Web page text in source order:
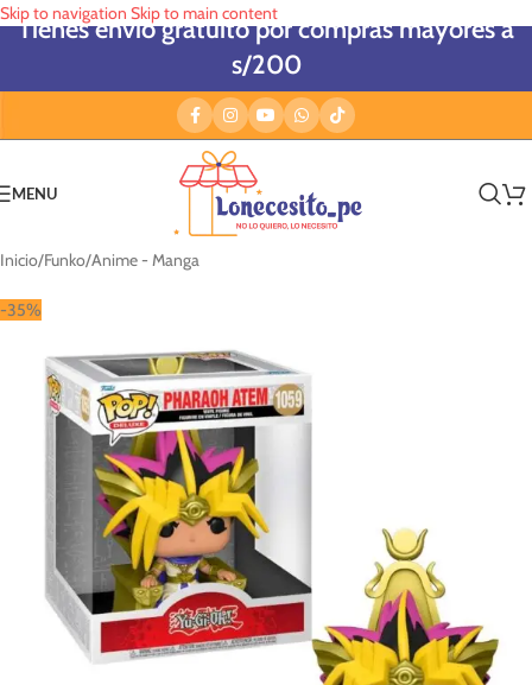
Skip to navigation Skip to main content
Tienes envío gratuito por compras mayores a
s/200
MENU
Inicio/Funko/Anime - Manga
-35%